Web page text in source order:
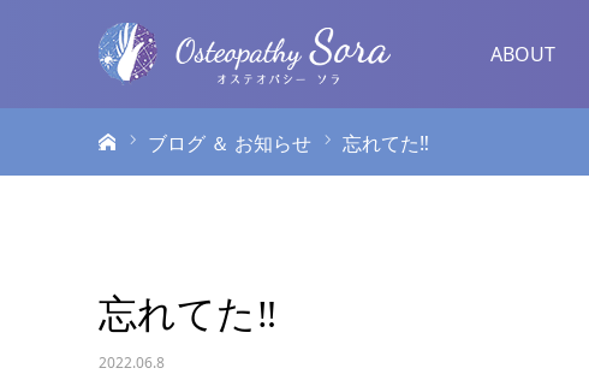
ABOUT
ホーム ブログ ＆ お知らせ 忘れてた‼️
忘れてた‼️
2022.06.8